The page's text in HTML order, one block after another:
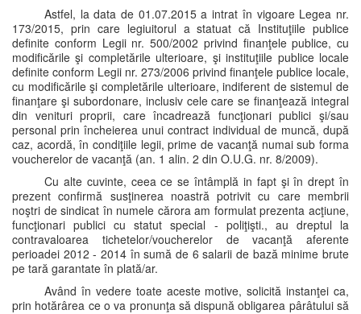
Astfel, la data de 01.07.2015 a intrat în vigoare Legea nr.
173/2015, prin care legiuitorul a statuat că Instituţiile publice
definite conform Legii nr. 500/2002 privind finanţele publice, cu
modificările şi completările ulterioare, şi instituţiile publice locale
definite conform Legii nr. 273/2006 privind finanţele publice locale,
cu modificările şi completările ulterioare, indiferent de sistemul de
finanţare şi subordonare, inclusiv cele care se finanţează integral
din venituri proprii, care încadrează funcţionari publici şi/sau
personal prin încheierea unui contract individual de muncă, după
caz, acordă, în condiţiile legii, prime de vacanţă numai sub forma
voucherelor de vacanţă (an. 1 alin. 2 din O.U.G. nr. 8/2009).
Cu alte cuvinte, ceea ce se întâmplă in fapt şi în drept în
prezent confirmă susţinerea noastră potrivit cu care membrii
noştri de sindicat în numele cărora am formulat prezenta acţiune,
funcţionari publici cu statut special - poliţişti., au dreptul la
contravaloarea tichetelor/voucherelor de vacanţă aferente
perioadei 2012 - 2014 în sumă de 6 salarii de bază minime brute
pe tară garantate în plată/ar.
Având în vedere toate aceste motive, solicită instanţei ca,
prin hotărârea ce o va pronunţa să dispună obligarea pârâtului să